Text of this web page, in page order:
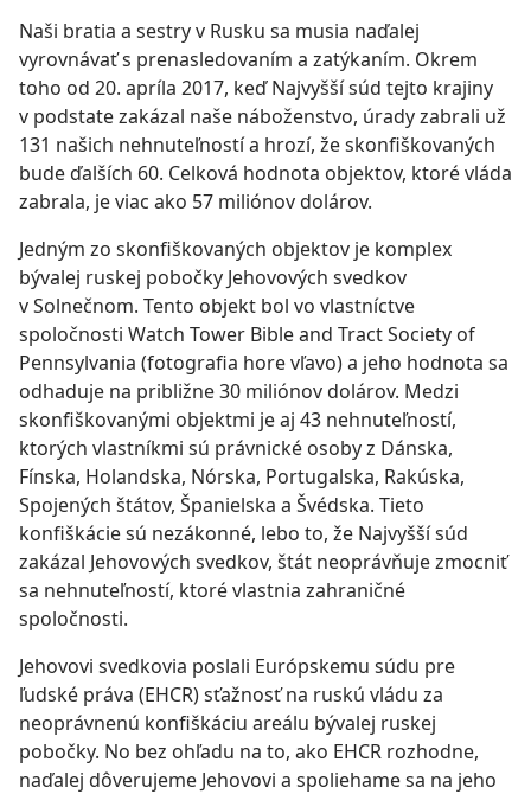
Naši bratia a sestry v Rusku sa musia naďalej
vyrovnávať s prenasledovaním a zatýkaním. Okrem
toho od 20. apríla 2017, keď Najvyšší súd tejto krajiny
v podstate zakázal naše náboženstvo, úrady zabrali už
131 našich nehnuteľností a hrozí, že skonfiškovaných
bude ďalších 60. Celková hodnota objektov, ktoré vláda
zabrala, je viac ako 57 miliónov dolárov.
Jedným zo skonfiškovaných objektov je komplex
bývalej ruskej pobočky Jehovových svedkov
v Solnečnom. Tento objekt bol vo vlastníctve
spoločnosti Watch Tower Bible and Tract Society of
Pennsylvania (fotografia hore vľavo) a jeho hodnota sa
odhaduje na približne 30 miliónov dolárov. Medzi
skonfiškovanými objektmi je aj 43 nehnuteľností,
ktorých vlastníkmi sú právnické osoby z Dánska,
Fínska, Holandska, Nórska, Portugalska, Rakúska,
Spojených štátov, Španielska a Švédska. Tieto
konfiškácie sú nezákonné, lebo to, že Najvyšší súd
zakázal Jehovových svedkov, štát neoprávňuje zmocniť
sa nehnuteľností, ktoré vlastnia zahraničné
spoločnosti.
Jehovovi svedkovia poslali Európskemu súdu pre
ľudské práva (EHCR) sťažnosť na ruskú vládu za
neoprávnenú konfiškáciu areálu bývalej ruskej
pobočky. No bez ohľadu na to, ako EHCR rozhodne,
naďalej dôverujeme Jehovovi a spoliehame sa na jeho